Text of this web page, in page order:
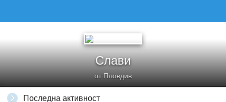
Слави
от Пловдив
Последна активност